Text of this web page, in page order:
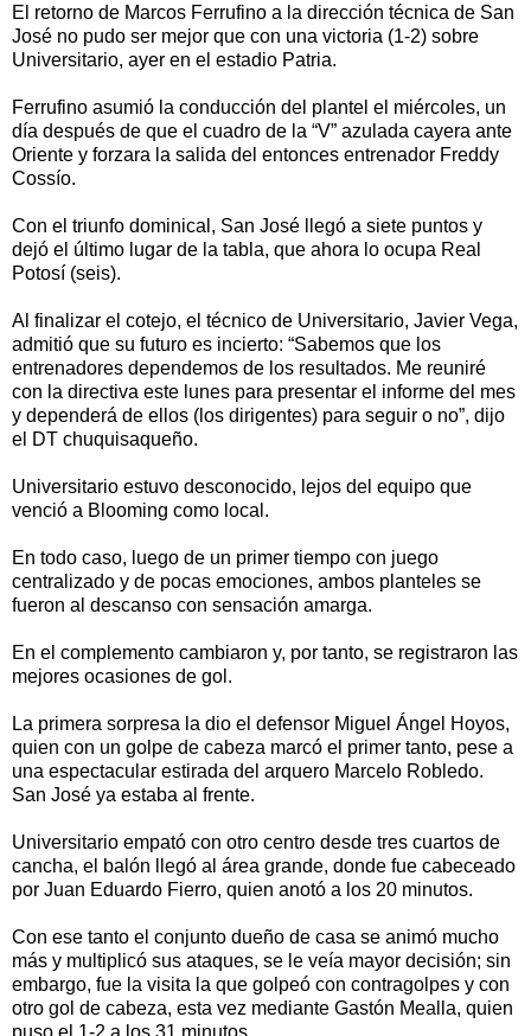
El retorno de Marcos Ferrufino a la dirección técnica de San
José no pudo ser mejor que con una victoria (1-2) sobre
Universitario, ayer en el estadio Patria.
Ferrufino asumió la conducción del plantel el miércoles, un
día después de que el cuadro de la “V” azulada cayera ante
Oriente y forzara la salida del entonces entrenador Freddy
Cossío.
Con el triunfo dominical, San José llegó a siete puntos y
dejó el último lugar de la tabla, que ahora lo ocupa Real
Potosí (seis).
Al finalizar el cotejo, el técnico de Universitario, Javier Vega,
admitió que su futuro es incierto: “Sabemos que los
entrenadores dependemos de los resultados. Me reuniré
con la directiva este lunes para presentar el informe del mes
y dependerá de ellos (los dirigentes) para seguir o no”, dijo
el DT chuquisaqueño.
Universitario estuvo desconocido, lejos del equipo que
venció a Blooming como local.
En todo caso, luego de un primer tiempo con juego
centralizado y de pocas emociones, ambos planteles se
fueron al descanso con sensación amarga.
En el complemento cambiaron y, por tanto, se registraron las
mejores ocasiones de gol.
La primera sorpresa la dio el defensor Miguel Ángel Hoyos,
quien con un golpe de cabeza marcó el primer tanto, pese a
una espectacular estirada del arquero Marcelo Robledo.
San José ya estaba al frente.
Universitario empató con otro centro desde tres cuartos de
cancha, el balón llegó al área grande, donde fue cabeceado
por Juan Eduardo Fierro, quien anotó a los 20 minutos.
Con ese tanto el conjunto dueño de casa se animó mucho
más y multiplicó sus ataques, se le veía mayor decisión; sin
embargo, fue la visita la que golpeó con contragolpes y con
otro gol de cabeza, esta vez mediante Gastón Mealla, quien